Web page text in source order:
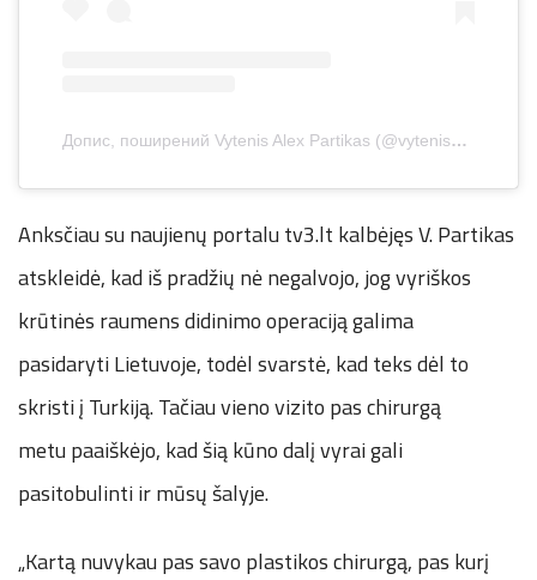
Допис, поширений Vytenis Alex Partikas (@vytenisalexpartikas)
Anksčiau su naujienų portalu tv3.lt kalbėjęs V. Partikas
atskleidė, kad iš pradžių nė negalvojo, jog vyriškos
krūtinės raumens didinimo operaciją galima
pasidaryti Lietuvoje, todėl svarstė, kad teks dėl to
skristi į Turkiją. Tačiau vieno vizito pas chirurgą
metu paaiškėjo, kad šią kūno dalį vyrai gali
pasitobulinti ir mūsų šalyje.
„Kartą nuvykau pas savo plastikos chirurgą, pas kurį